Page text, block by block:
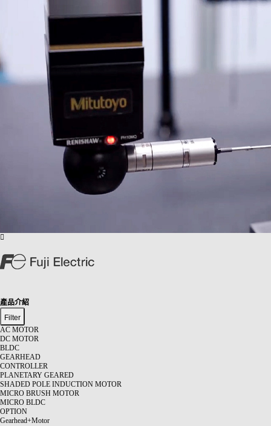
產品介紹
Filter
AC MOTOR
DC MOTOR
BLDC
GEARHEAD
CONTROLLER
PLANETARY GEARED
SHADED POLE INDUCTION MOTOR
MICRO BRUSH MOTOR
MICRO BLDC
OPTION
Gearhead+Motor